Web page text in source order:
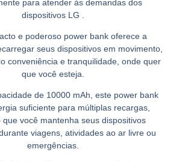
para atender às demandas dos
dispositivos LG .
e poderoso power bank oferece a
seus dispositivos em movimento,
conveniência e tranquilidade, onde quer
que você esteja.
de 10000 mAh, este power bank
suficiente para múltiplas recargas,
que você mantenha seus dispositivos
viagens, atividades ao ar livre ou
emergências.